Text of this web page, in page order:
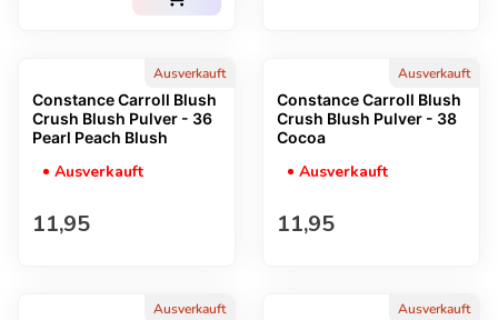
Ausverkauft
Constance Carroll Blush
Crush Blush Pulver - 36
Pearl Peach Blush
Ausverkauft
Regulärer Preis
11,95
Ausverkauft
Constance Carroll Blush
Crush Blush Pulver - 38
Cocoa
Ausverkauft
Regulärer Preis
11,95
Ausverkauft Ausverkauft